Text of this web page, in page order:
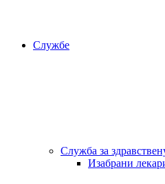
Службе
Служба за
Изабрани